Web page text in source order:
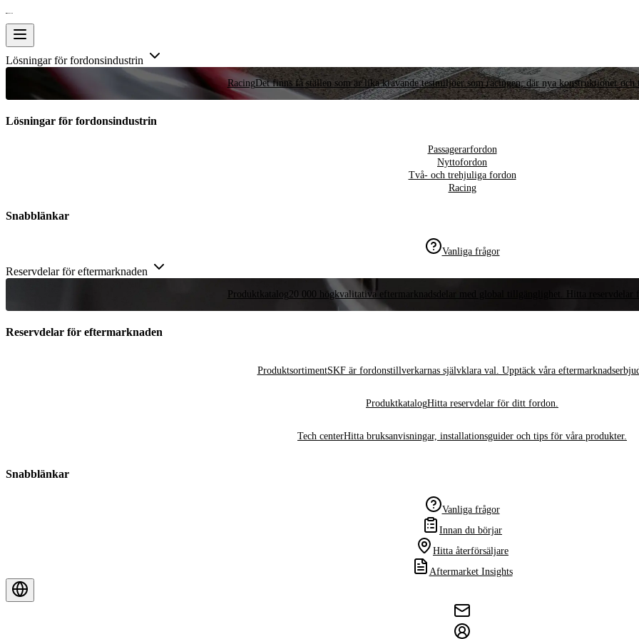
Lösningar för fordonsindustrin
RacingDet finns få ställen som är lika krävande testmiljöer som racingen, där nya konstruktioner och
Lösningar för fordonsindustrin
Passagerarfordon
Nyttofordon
Två- och trehjuliga fordon
Racing
Snabblänkar
Vanliga frågor
Reservdelar för eftermarknaden
Produktkatalog20 000 högkvalitativa eftermarknadsdelar med global tillgänglighet. Hitta reservdelar
Reservdelar för eftermarknaden
ProduktsortimentSKF är fordonstillverkarnas självklara val. Upptäck våra
ProduktkatalogHitta reservdelar för ditt fordon.
Tech centerHitta bruksanvisningar, installationsguider och tips för våra produkter.
Snabblänkar
Vanliga frågor
Innan du börjar
Hitta återförsäljare
Aftermarket Insights